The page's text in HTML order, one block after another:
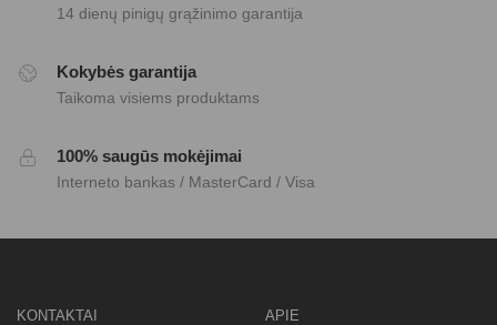
14 dienų pinigų grąžinimo garantija
Kokybės garantija
Taikoma visiems produktams
100% saugūs mokėjimai
Interneto bankas / MasterCard / Visa
KONTAKTAI APIE